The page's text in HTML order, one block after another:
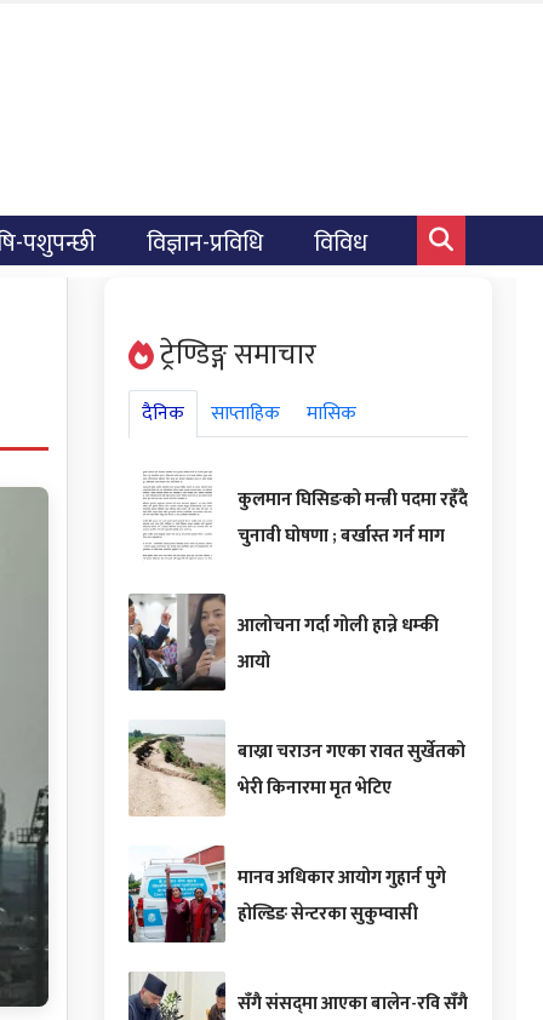
पशुपन्छी विज्ञान-प्रविधि विविध
ट्रेण्डिङ्ग समाचार
दैनिक साप्ताहिक मासिक
कुलमान घिसिङको मन्त्री पदमा रहँदै
चुनावी घोषणा ; बर्खास्त गर्न माग
आलोचना गर्दा गोली हान्ने धम्की
आयो
बाख्रा चराउन गएका रावत सुर्खेतको
भेरी किनारमा मृत भेटिए
मानव अधिकार आयोग गुहार्न पुगे
होल्डिङ सेन्टरका सुकुम्वासी
सँगै संसद्‌मा आएका बालेन-रवि सँगै